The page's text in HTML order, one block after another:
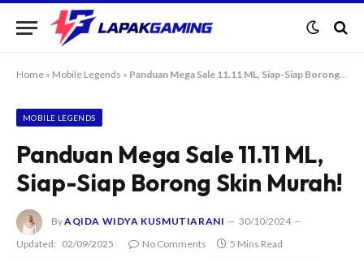
Home » Mobile Legends » Panduan Mega Sale 11.11 ML, Siap-Siap Borong Skin Murah!
MOBILE LEGENDS
Panduan Mega Sale 11.11 ML,
Siap-Siap Borong Skin Murah!
ByAQIDA WIDYA KUSMUTIARANI
30/10/2024
Updated: 02/09/2025 No Comments 5 Mins Read